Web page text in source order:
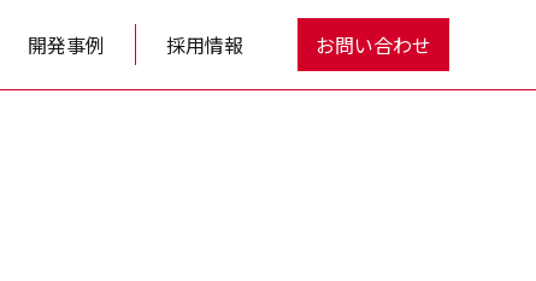
開発事例 採用情報 お問い合わせ